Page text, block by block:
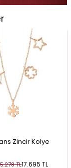
Zincir Kolye
TL17.695 TL